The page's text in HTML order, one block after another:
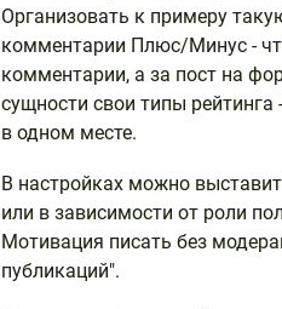
Организовать к примеру
комментарии Плюс/Минус -
комментарии, а за пост на
сущности свои типы рейтинга
в одном месте.
В настройках можно
или в зависимости от роли
Мотивация писать без
публикаций".